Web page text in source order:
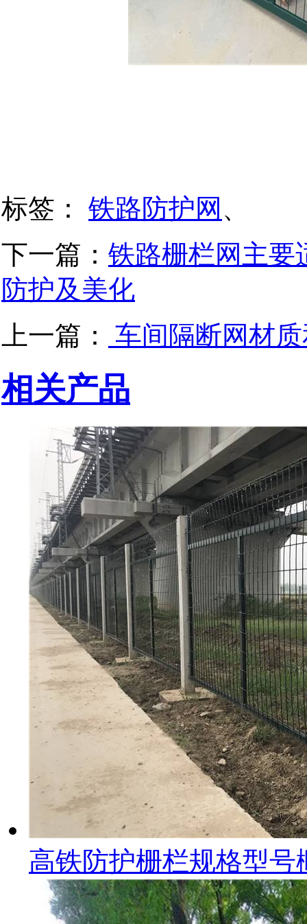
标签： 铁路防护网 、
下一篇： 铁路栅栏网主要
防护及美化
上一篇：
车间隔断网材
相关产品
高铁防护栅栏规格型号